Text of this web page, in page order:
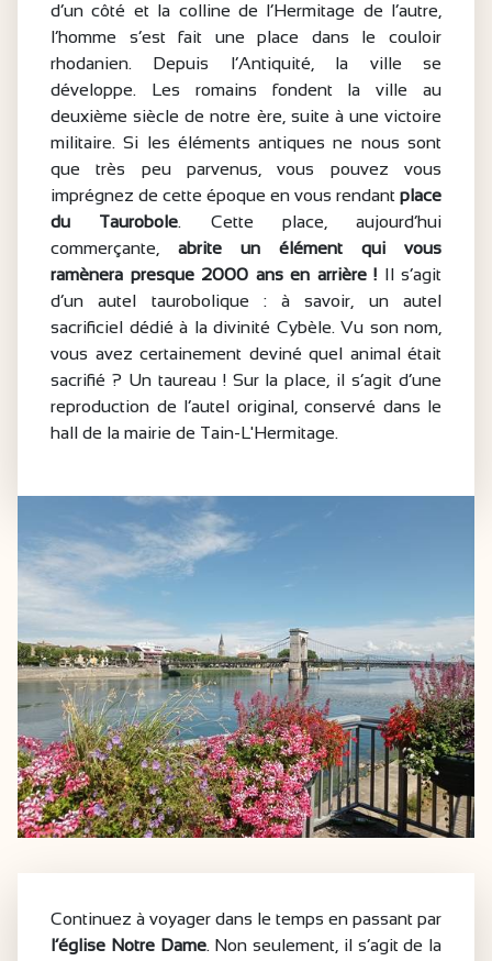
d’un côté et la colline de l’Hermitage de l’autre,
l’homme s’est fait une place dans le couloir
rhodanien. Depuis l’Antiquité, la ville se
développe. Les romains fondent la ville au
deuxième siècle de notre ère, suite à une victoire
militaire. Si les éléments antiques ne nous sont
que très peu parvenus, vous pouvez vous
imprégnez de cette époque en vous rendant place
du Taurobole. Cette place, aujourd’hui
commerçante,
abrite un élément qui vous
ramènera presque 2000 ans en arrière ! Il s’agit
d’un autel taurobolique : à savoir, un autel
sacrificiel dédié à la divinité Cybèle. Vu son nom,
vous avez certainement deviné quel animal était
sacrifié ? Un taureau ! Sur la place, il s’agit d’une
reproduction de l’autel original, conservé dans le
hall de la mairie de Tain-L'Hermitage.
Continuez à voyager dans le temps en passant par
l’église Notre Dame. Non seulement, il s’agit de la